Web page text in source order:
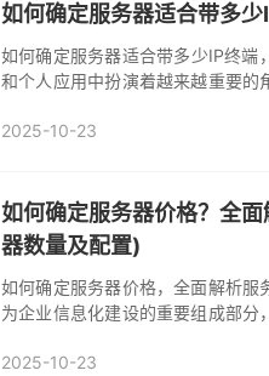
如何确定服务器适合带多
如何确定服务器适合带多少IP终端
和个人应用中扮演着越来越重要的
能的重要指标之一，本文将详细
2025-10-23
如何确定服务器价格？全
器数量及配置)
如何确定服务器价格，全面解析服
为企业信息化建设的重要组成部分
业更好地了解服务器价格构成，
2025-10-23